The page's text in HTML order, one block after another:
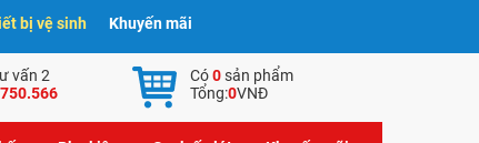
bị vệ sinh Khuyến mãi
vấn 2
Có0sản phẩm
Tổng:0VNĐ